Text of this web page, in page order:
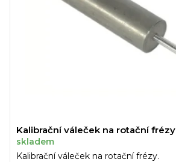
Kalibrační váleček na rotační frézy
skladem
Kalibrační váleček na rotační frézy.